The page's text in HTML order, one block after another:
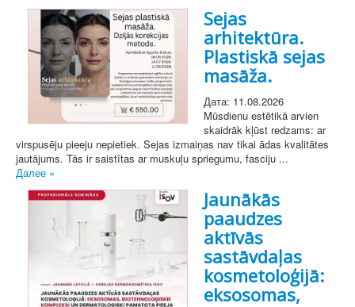
Sejas
arhitektūra.
Plastiskā sejas
masāža.
Дата: 11.08.2026
Mūsdienu estētikā arvien
skaidrāk kļūst redzams: ar
virspusēju pieeju nepietiek. Sejas izmaiņas nav tikai ādas kvalitātes
jautājums. Tās ir saistītas ar muskuļu spriegumu, fasciju ...
Далее »
Jaunākās
paaudzes
aktīvās
sastāvdaļas
kosmetoloģijā:
eksosomas,